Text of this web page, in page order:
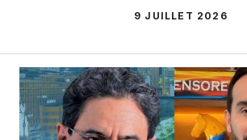
9 JUILLET 2026